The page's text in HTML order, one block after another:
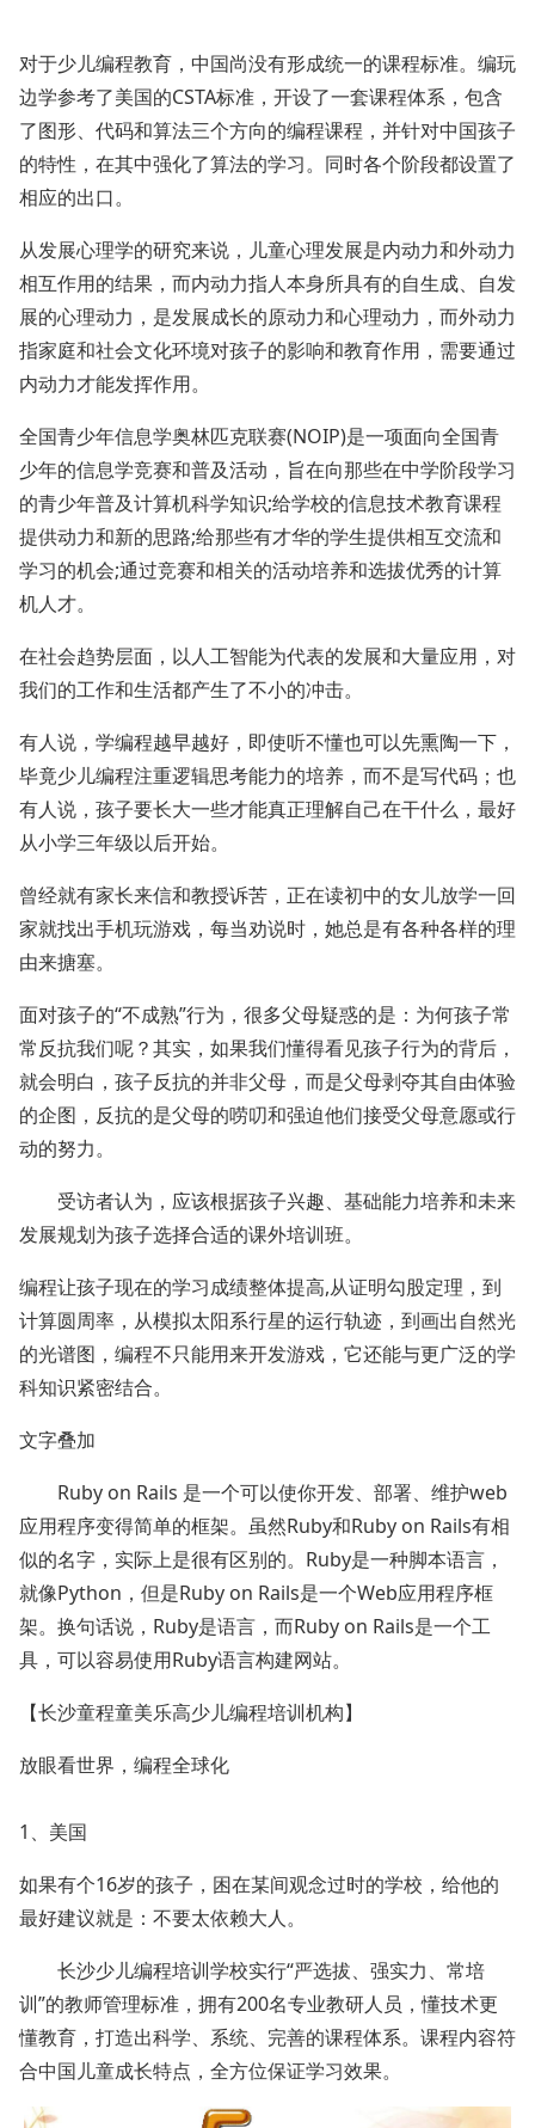
对于少儿编程教育，中国尚没有形成统一的课程标准。编玩
边学参考了美国的CSTA标准，开设了一套课程体系，包含
了图形、代码和算法三个方向的编程课程，并针对中国孩子
的特性，在其中强化了算法的学习。同时各个阶段都设置了
相应的出口。
从发展心理学的研究来说，儿童心理发展是内动力和外动力
相互作用的结果，而内动力指人本身所具有的自生成、自发
展的心理动力，是发展成长的原动力和心理动力，而外动力
指家庭和社会文化环境对孩子的影响和教育作用，需要通过
内动力才能发挥作用。
全国青少年信息学奥林匹克联赛(NOIP)是一项面向全国青
少年的信息学竞赛和普及活动，旨在向那些在中学阶段学习
的青少年普及计算机科学知识;给学校的信息技术教育课程
提供动力和新的思路;给那些有才华的学生提供相互交流和
学习的机会;通过竞赛和相关的活动培养和选拔优秀的计算
机人才。
在社会趋势层面，以人工智能为代表的发展和大量应用，对
我们的工作和生活都产生了不小的冲击。
有人说，学编程越早越好，即使听不懂也可以先熏陶一下，
毕竟少儿编程注重逻辑思考能力的培养，而不是写代码；也
有人说，孩子要长大一些才能真正理解自己在干什么，最好
从小学三年级以后开始。
曾经就有家长来信和教授诉苦，正在读初中的女儿放学一回
家就找出手机玩游戏，每当劝说时，她总是有各种各样的理
由来搪塞。
面对孩子的“不成熟”行为，很多父母疑惑的是：为何孩子常
常反抗我们呢？其实，如果我们懂得看见孩子行为的背后，
就会明白，孩子反抗的并非父母，而是父母剥夺其自由体验
的企图，反抗的是父母的唠叨和强迫他们接受父母意愿或行
动的努力。
受访者认为，应该根据孩子兴趣、基础能力培养和未来
发展规划为孩子选择合适的课外培训班。
编程让孩子现在的学习成绩整体提高,从证明勾股定理，到
计算圆周率，从模拟太阳系行星的运行轨迹，到画出自然光
的光谱图，编程不只能用来开发游戏，它还能与更广泛的学
科知识紧密结合。
文字叠加
Ruby on Rails 是一个可以使你开发、部署、维护web
应用程序变得简单的框架。虽然Ruby和Ruby on Rails有相
似的名字，实际上是很有区别的。Ruby是一种脚本语言，
就像Python，但是Ruby on Rails是一个Web应用程序框
架。换句话说，Ruby是语言，而Ruby on Rails是一个工
具，可以容易使用Ruby语言构建网站。
【长沙童程童美乐高少儿编程培训机构】
放眼看世界，编程全球化
1、美国
如果有个16岁的孩子，困在某间观念过时的学校，给他的
最好建议就是：不要太依赖大人。
长沙少儿编程培训学校实行“严选拔、强实力、常培
训”的教师管理标准，拥有200名专业教研人员，懂技术更
懂教育，打造出科学、系统、完善的课程体系。课程内容符
合中国儿童成长特点，全方位保证学习效果。